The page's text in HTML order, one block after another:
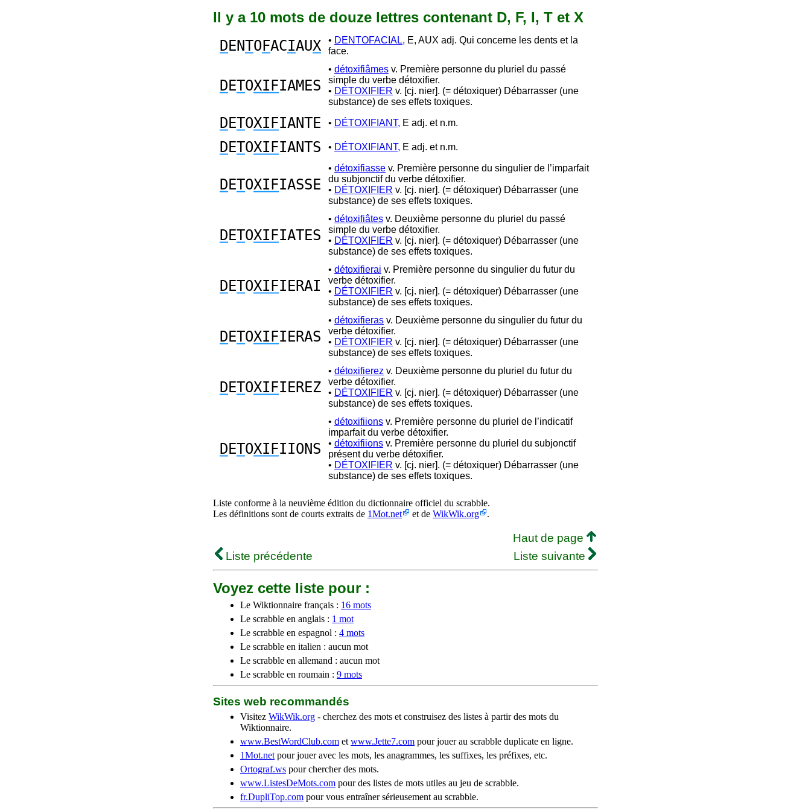
Il y a 10 mots de douze lettres contenant D, F, I, T et X
DENTO FACIAUX • DENTOFACIAL, E, AUX adj. Qui concerne les dents et la
face.
DETOXIFIAMES
• détoxifiâmes v. Première personne du pluriel du passé
simple du verbe détoxifier.
• DÉTOXIFIER v. [cj. nier]. (= détoxiquer) Débarrasser (une
substance) de ses effets toxiques.
DETOXIFIANTE • DÉTOXIFIANT, E adj. et n.m.
DETOXIFIANTS • DÉTOXIFIANT, E adj. et n.m.
DETOXIFIASSE
• détoxifiasse v. Première personne du singulier de l’imparfait
du subjonctif du verbe détoxifier.
• DÉTOXIFIER v. [cj. nier]. (= détoxiquer) Débarrasser (une
substance) de ses effets toxiques.
DETOXIFIATES
• détoxifiâtes v. Deuxième personne du pluriel du passé
simple du verbe détoxifier.
• DÉTOXIFIER v. [cj. nier]. (= détoxiquer) Débarrasser (une
substance) de ses effets toxiques.
DETOXIFIERAI
• détoxifierai v. Première personne du singulier du futur du
verbe détoxifier.
• DÉTOXIFIER v. [cj. nier]. (= détoxiquer) Débarrasser (une
substance) de ses effets toxiques.
DETOXIFIERAS
• détoxifieras v. Deuxième personne du singulier du futur du
verbe détoxifier.
• DÉTOXIFIER v. [cj. nier]. (= détoxiquer) Débarrasser (une
substance) de ses effets toxiques.
DETOXIFIEREZ
• détoxifierez v. Deuxième personne du pluriel du futur du
verbe détoxifier.
• DÉTOXIFIER v. [cj. nier]. (= détoxiquer) Débarrasser (une
substance) de ses effets toxiques.
DETOXIFIIONS
• détoxifiions v. Première personne du pluriel de l’indicatif
imparfait du verbe détoxifier.
• détoxifiions v. Première personne du pluriel du subjonctif
présent du verbe détoxifier.
• DÉTOXIFIER v. [cj. nier]. (= détoxiquer) Débarrasser (une
substance) de ses effets toxiques.
Liste conforme à la neuvième édition du dictionnaire officiel du scrabble.
Les définitions sont de courts extraits de 1Mot.net et de WikWik.org .
Haut de page
Liste précédente
Liste suivante
Voyez cette liste pour :
Le Wiktionnaire français : 16 mots
Le scrabble en anglais : 1 mot
Le scrabble en espagnol : 4 mots
Le scrabble en italien : aucun mot
Le scrabble en allemand : aucun mot
Le scrabble en roumain : 9 mots
Sites web recommandés
Visitez WikWik.org - cherchez des mots et construisez des listes à partir des mots du
Wiktionnaire.
www.BestWordClub.com et www.Jette7.com pour jouer au scrabble duplicate en ligne.
1Mot.net pour jouer avec les mots, les anagrammes, les suffixes, les préfixes, etc.
Ortograf.ws pour chercher des mots.
www.ListesDeMots.com pour des listes de mots utiles au jeu de scrabble.
fr.DupliTop.com pour vous entraîner sérieusement au scrabble.